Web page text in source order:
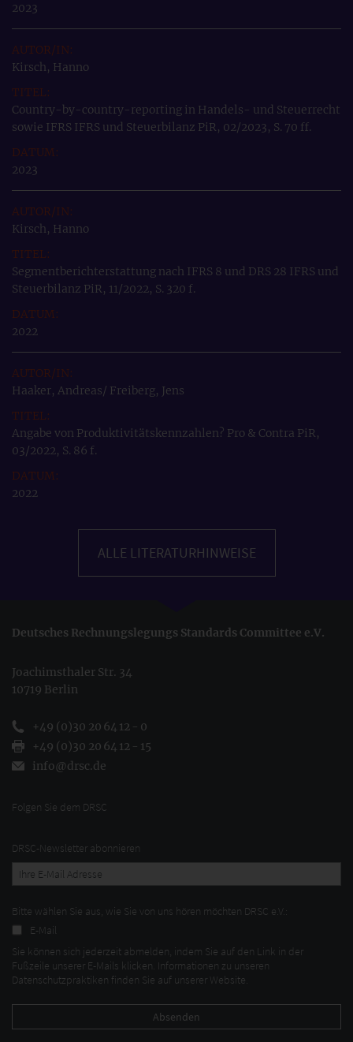
2023
Kirsch, Hanno
Country-by-country-reporting in Handels- und Steuerrecht
sowie IFRS IFRS und Steuerbilanz PiR, 02/2023, S. 70 ff.
2023
Kirsch, Hanno
Segmentberichterstattung nach IFRS 8 und DRS 28 IFRS und
Steuerbilanz PiR, 11/2022, S. 320 f.
2022
Haaker, Andreas/ Freiberg, Jens
Angabe von Produktivitätskennzahlen? Pro & Contra PiR,
03/2022, S. 86 f.
2022
ALLE LITERATURHINWEISE
Deutsches Rechnungslegungs Standards Committee e.V.
Joachimsthaler Str. 34
10719 Berlin
+49 (0)30 20 64 12 - 0
+49 (0)30 20 64 12 - 15
info@drsc.de
Folgen Sie dem DRSC
DRSC-Newsletter abonnieren
Bitte wählen Sie aus, wie Sie von uns hören möchten DRSC e.V.:
E-Mail
Sie können sich jederzeit abmelden, indem Sie auf den Link in der
Fußzeile unserer E-Mails klicken. Informationen zu unseren
Datenschutzpraktiken finden Sie auf unserer Website.